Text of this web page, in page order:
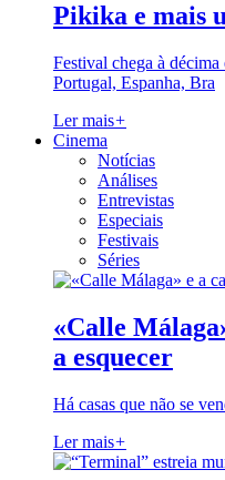
Pikika e mais
Festival chega à
Portugal, Espanha, Bra
Ler mais+
Cinema
Notícias
Análises
Entrevistas
Especiais
Festivais
Séries
«Calle
a esquecer
Há casas que não se
Ler mais+